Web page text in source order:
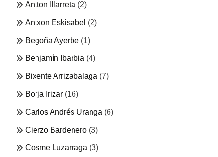
Antton Illarreta (2)
Antxon Eskisabel (2)
Begoña Ayerbe (1)
Benjamín Ibarbia (4)
Bixente Arrizabalaga (7)
Borja Irizar (16)
Carlos Andrés Uranga (6)
Cierzo Bardenero (3)
Cosme Luzarraga (3)